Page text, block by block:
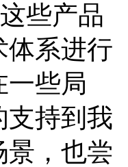
些产品
体系进行
一些局
支持到我
景，也尝